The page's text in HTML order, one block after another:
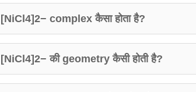
complex कैसा होता है?
की geometry कैसी होती है?